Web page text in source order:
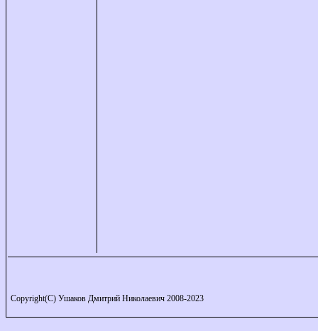
Copyright(C) Ушаков Дмитрий Николаевич 2008-2023